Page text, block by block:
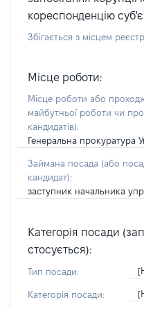
кореспонденцію
Збігається з місцем
Місце роботи:
Місце роботи або
майбутньої роботи чи
кандидатів):
Генеральна прокуратура
Займана посада (або
кандидат):
заступник начальника
Категорія посади
стосується):
Тип посади:
Категорія посади: